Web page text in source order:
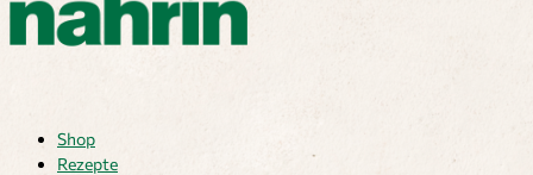
Shop
Rezepte